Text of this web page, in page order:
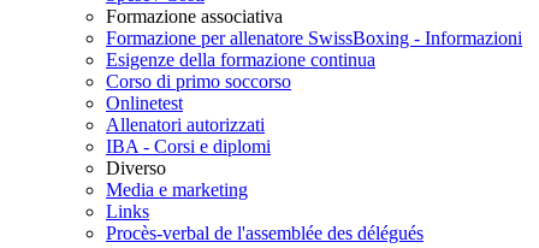
Formazione associativa
Formazione per allenatore SwissBoxing - Informazioni
Esigenze della formazione continua
Corso di primo soccorso
Onlinetest
Allenatori autorizzati
IBA - Corsi e diplomi
Diverso
Media e marketing
Links
Procès-verbal de l'assemblée des délégués